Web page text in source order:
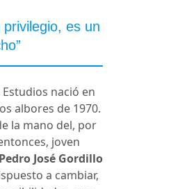
es un
Estudios nació en
albores de 1970.
la mano del, por
joven
Pedro José Gordillo
a cambiar,